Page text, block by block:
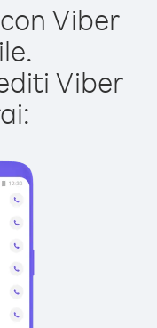
Viber
Viber